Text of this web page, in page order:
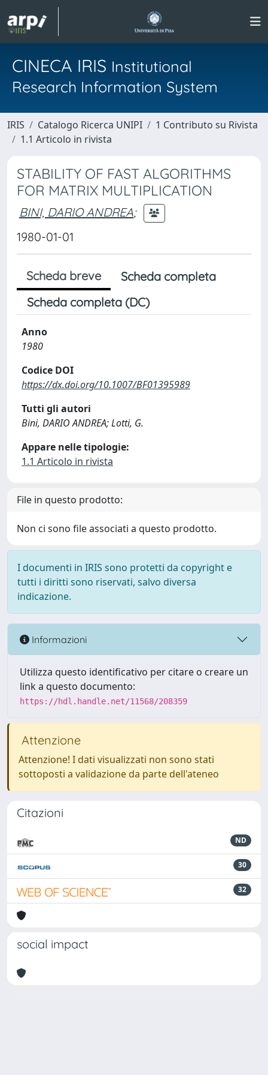
CINECA IRIS Institutional
Research Information System
IRIS Catalogo Ricerca UNIPI
1 Contributo su Rivista
1.1 Articolo in rivista
STABILITY OF FAST ALGORITHMS
FOR MATRIX MULTIPLICATION
BINI, DARIO ANDREA;
1980-01-01
Scheda breve
Scheda completa
Scheda completa (DC)
Anno
1980
Codice DOI
https://dx.doi.org/10.1007/BF01395989
Tutti gli autori
Bini, DARIO ANDREA; Lotti, G.
Appare nelle tipologie:
1.1 Articolo in rivista
File in questo prodotto:
Non ci sono file associati a questo prodotto.
I documenti in IRIS sono protetti da copyright e
tutti i diritti sono riservati, salvo diversa
indicazione.
Informazioni
Utilizza questo identificativo per citare o creare un
link a questo documento:
https://hdl.handle.net/11568/208359
Attenzione
Attenzione! I dati visualizzati non sono stati
sottoposti a validazione da parte dell'ateneo
Citazioni
ND
30
32
social impact